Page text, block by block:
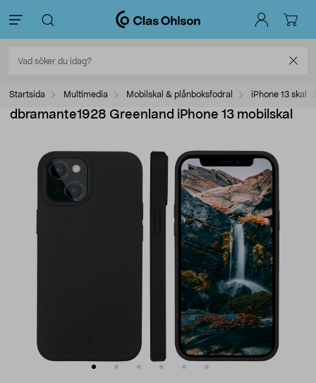
Startsida Multimedia Mobilskal & plånboksfodral iPhone 13 skal
dbramante1928 Greenland iPhone 13 mobilskal